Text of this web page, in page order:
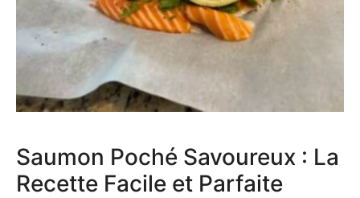
Saumon Poché Savoureux : La
Recette Facile et Parfaite